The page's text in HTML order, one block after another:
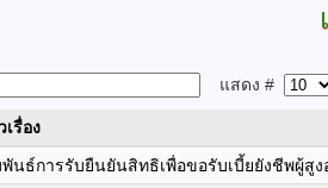
แสดง #
เรื่อง
นธ์การรับยืนยันสิทธิเพื่อขอรับเบี้ยยังชีพผู้สู